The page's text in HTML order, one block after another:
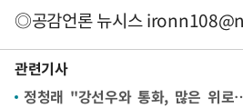
◎공감언론 뉴시스
관련기사
정청래 "강선우와 통화, 많은 위